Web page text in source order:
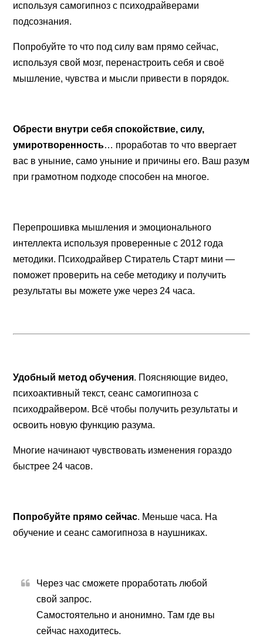
используя самогипноз с психодрайверами
подсознания.
Попробуйте то что под силу вам прямо сейчас,
используя свой мозг, перенастроить себя и своё
мышление, чувства и мысли привести в порядок.
Обрести внутри себя спокойствие, силу,
умиротворенность… проработав то что ввергает
вас в уныние, само уныние и причины его. Ваш разум
при грамотном подходе способен на многое.
Перепрошивка мышления и эмоционального
интеллекта используя проверенные с 2012 года
методики. Психодрайвер Стиратель Старт мини —
поможет проверить на себе методику и получить
результаты вы можете уже через 24 часа.
Удобный метод обучения. Поясняющие видео,
психоактивный текст, сеанс самогипноза с
психодрайвером. Всё чтобы получить результаты и
освоить новую функцию разума.
Многие начинают чувствовать изменения гораздо
быстрее 24 часов.
Попробуйте прямо сейчас. Меньше часа. На
обучение и сеанс самогипноза в наушниках.
Через час сможете проработать любой
свой запрос.
Самостоятельно и анонимно. Там где вы
сейчас находитесь.